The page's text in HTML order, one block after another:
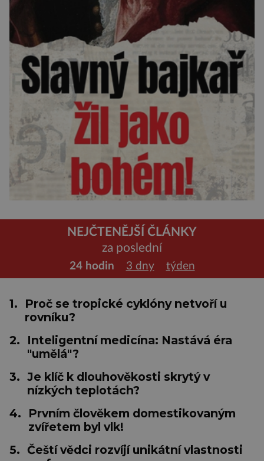
NEJČTENĚJŠÍ ČLÁNKY
za poslední
24 hodin 3 dny týden
1.
Proč se tropické cyklóny netvoří u
rovníku?
2.
Inteligentní medicína: Nastává éra
"umělá"?
3. Je klíč k dlouhověkosti skrytý v
nízkých teplotách?
4.
Prvním člověkem domestikovaným
zvířetem byl vlk!
5. Čeští vědci rozvíjí unikátní vlastnosti